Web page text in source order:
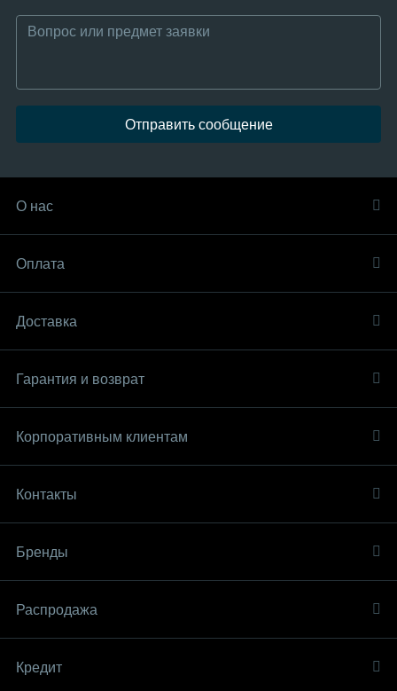
Отправить сообщение
О нас
Оплата
Доставка
Гарантия и возврат
Корпоративным клиентам
Контакты
Бренды
Распродaжа
Кредит